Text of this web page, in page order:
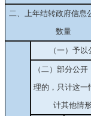
二、上年结转政府信息
数量
（一）予以
（二）部分公
理的，只计这一
计其他情形